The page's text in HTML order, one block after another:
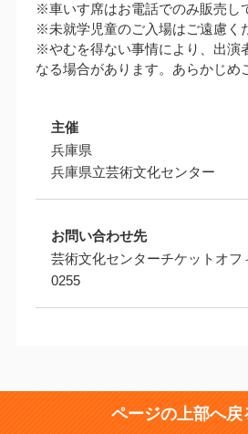
※車いす席はお電話でのみ販売し
※未就学児童のご入場はご遠慮く
※やむを得ない事情により、出演
なる場合があります。あらかじめ
主催
兵庫県
兵庫県立芸術文化センター
お問い合わせ先
芸術文化センターチケットオ
0255
ページの上部へ